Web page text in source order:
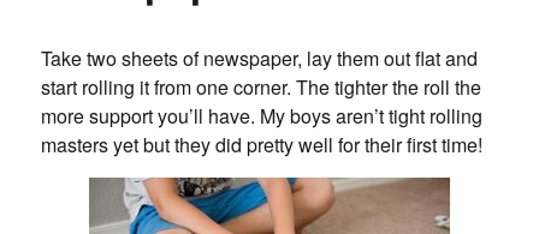
Take two sheets of newspaper, lay them out flat and
start rolling it from one corner. The tighter the roll the
more support you’ll have. My boys aren’t tight rolling
masters yet but they did pretty well for their first time!